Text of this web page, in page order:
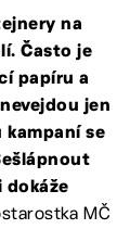
na
Často je
papíru a
jen
kampaní se
dokáže
MČ